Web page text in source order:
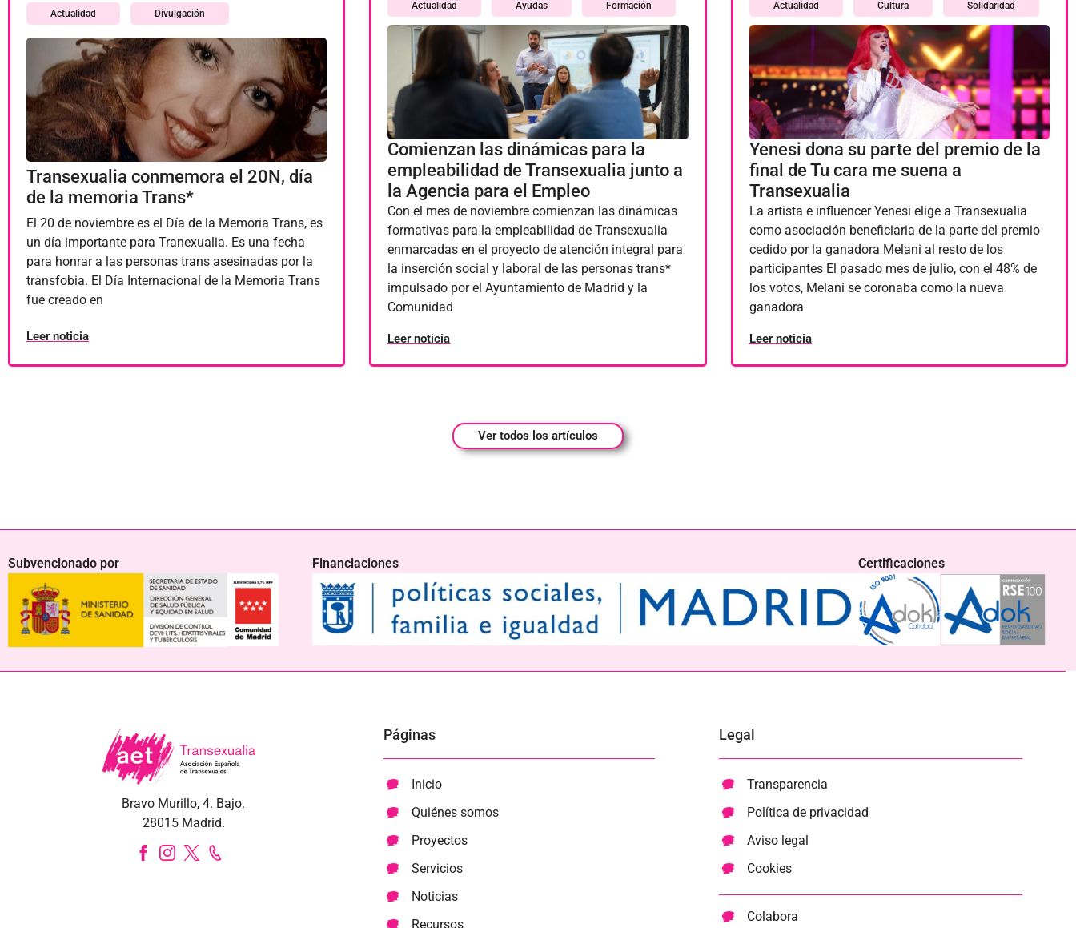
LGTBIfobia
Niños transgéneros
Política
Premios
Proyectos
Salud
Sociedad
Solidaridad
Uncategorized
Actualidad Divulgación
Transexualia conmemora el 20N, día
de la memoria Trans*
El 20 de noviembre es el Día de la Memoria Trans, es
un día importante para Tranexualia. Es una fecha
para honrar a las personas trans asesinadas por la
transfobia. El Día Internacional de la Memoria Trans
fue creado en
Leer noticia
Actualidad
Ayudas Formación
Comienzan las dinámicas para la
empleabilidad de Transexualia junto a
la Agencia para el Empleo
Con el mes de noviembre comienzan las dinámicas
formativas para la empleabilidad de Transexualia
enmarcadas en el proyecto de atención integral para
la inserción social y laboral de las personas trans*
impulsado por el Ayuntamiento de Madrid y la
Comunidad
Leer noticia
Actualidad
Cultura Solidaridad
Yenesi dona su parte del premio de la
final de Tu cara me suena a
Transexualia
La artista e influencer Yenesi elige a Transexualia
como asociación beneficiaria de la parte del premio
cedido por la ganadora Melani al resto de los
participantes El pasado mes de julio, con el 48% de
los votos, Melani se coronaba como la nueva
ganadora
Leer noticia
Ver todos los artículos
Subvencionado por Financiaciones Certificaciones
Bravo Murillo, 4. Bajo.
28015 Madrid.
Páginas
Inicio
Quiénes somos
Proyectos
Servicios
Noticias
Recursos
Legal
Transparencia
Política de privacidad
Aviso legal
Cookies
Colabora